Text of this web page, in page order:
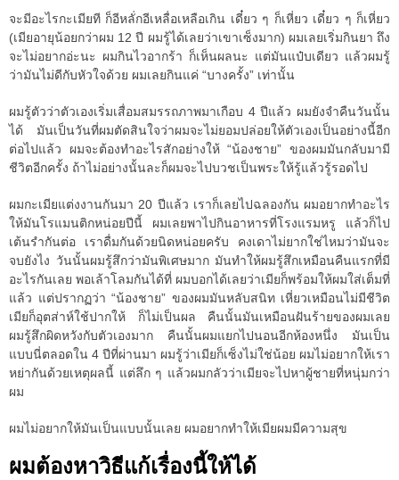
จะมีอะไรกะเมียที ก็อีหลั่กอีเหลื่อเหลือเกิน เดี๋ยว ๆ ก็เหี่ยว เดี๋ยว ๆ ก็เหี่ยว
(เมียอายุน้อยกว่าผม 12 ปี ผมรู้ได้เลยว่าเขาเซ็งมาก) ผมเลยเริ่มกินยา ถึง
จะไม่อยากอ่ะนะ ผมกินไวอากร้า ก็เห็นผลนะ แต่มันแป๋บเดียว แล้วผมรู้
ว่ามันไม่ดีกับหัวใจด้วย ผมเลยกินแค่ “บางครั้ง” เท่านั้น
ผมรู้ตัวว่าตัวเองเริ่มเสื่อมสมรรถภาพมาเกือบ 4 ปีแล้ว ผมยังจำคืนวันนั้น
ได้ มันเป็นวันที่ผมตัดสินใจว่าผมจะไม่ยอมปล่อยให้ตัวเองเป็นอย่างนี้อีก
ต่อไปแล้ว ผมจะต้องทำอะไรสักอย่างให้ “น้องชาย” ของผมมันกลับมามี
ชีวิตอีกครั้ง ถ้าไม่อย่างนั้นละก็ผมจะไปบวชเป็นพระให้รู้แล้วรู้รอดไป
ผมกะเมียแต่งงานกันมา 20 ปีแล้ว เราก็เลยไปฉลองกัน ผมอยากทำอะไร
ให้มันโรแมนติกหน่อยปีนี้ ผมเลยพาไปกินอาหารที่โรงแรมหรู แล้วก็ไป
เต้นรำกันต่อ เราดื่มกันด้วยนิดหน่อยครับ คงเดาไม่ยากใช่ไหมว่ามันจะ
จบยังไง วันนั้นผมรู้สึกว่ามันพิเศษมาก มันทำให้ผมรู้สึกเหมือนคืนแรกที่มี
อะไรกันเลย พอเล้าโลมกันได้ที่ ผมบอกได้เลยว่าเมียก็พร้อมให้ผมใส่เต็มที่
แล้ว แต่ปรากฏว่า “น้องชาย” ของผมมันหลับสนิท เหี่ยวเหมือนไม่มีชีวิต
เมียก็อุตส่าห์ใช้ปากให้ ก็ไม่เป็นผล คืนนั้นมันเหมือนฝันร้ายของผมเลย
ผมรู้สึกผิดหวังกับตัวเองมาก คืนนั้นผมแยกไปนอนอีกห้องหนึ่ง มันเป็น
แบบนี่ตลอดใน 4 ปีที่ผ่านมา ผมรู้ว่าเมียก็เซ็งไม่ใช่น้อย ผมไม่อยากให้เรา
หย่ากันด้วยเหตุผลนี้ แต่ลึก ๆ แล้วผมกลัวว่าเมียจะไปหาผู้ชายที่หนุ่มกว่า
ผม
ผมไม่อยากให้มันเป็นแบบนั้นเลย ผมอยากทำให้เมียผมมีความสุข
ผมต้องหาวิธีแก้เรื่องนี้ให้ได้